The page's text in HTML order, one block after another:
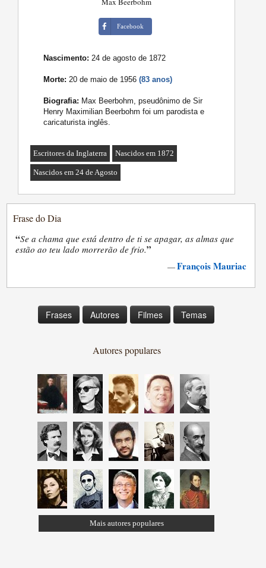
Facebook
Nascimento: 24 de agosto de 1872
Morte: 20 de maio de 1956(83 anos)
Biografia: Max Beerbohm, pseudônimo de Sir
Henry Maximilian Beerbohm foi um parodista e
caricaturista inglês.
Escritores da Inglaterra Nascidos em 1872
Nascidos em 24 de Agosto
Frase do Dia
“Se a chama que está dentro de ti se apagar, as almas que
estão ao teu lado morrerão de frio.”
—François Mauriac
Frases Autores Filmes Temas
Autores populares
Mais autores populares